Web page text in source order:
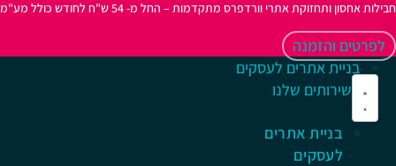
אחסון ותחזוקת אתרי וורדפרס מתקדמות – החל מ- 54 ש"ח לחודש כולל מע"מ
לפרטים והזמנה
בניית אתרים
לעסקים
בניית אתרים לעסקים
השירותים שלנו